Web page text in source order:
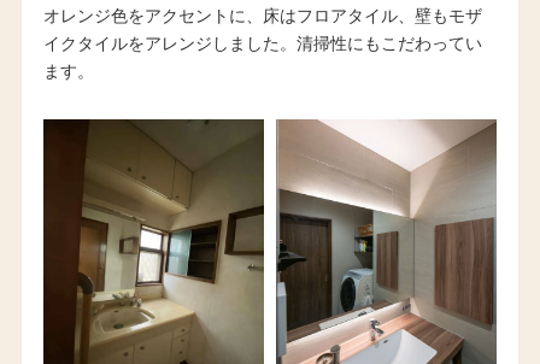
オレンジ色をアクセントに、床はフロアタイル、壁もモザ
イクタイルをアレンジしました。清掃性にもこだわってい
ます。